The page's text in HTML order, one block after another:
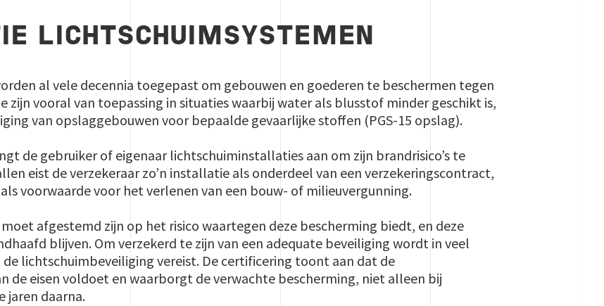
LICHTSCHUIMSYSTEMEN
al vele decennia toegepast om gebouwen en goederen te beschermen tegen
zijn vooral van toepassing in situaties waarbij water als blusstof minder geschikt is,
van opslaggebouwen voor bepaalde gevaarlijke stoffen (PGS-15 opslag).
de gebruiker of eigenaar lichtschuiminstallaties aan om zijn brandrisico’s te
eist de verzekeraar zo’n installatie als onderdeel van een verzekeringscontract,
voorwaarde voor het verlenen van een bouw- of milieuvergunning.
afgestemd zijn op het risico waartegen deze bescherming biedt, en deze
blijven. Om verzekerd te zijn van een adequate beveiliging wordt in veel
lichtschuimbeveiliging vereist. De certificering toont aan dat de
de eisen voldoet en waarborgt de verwachte bescherming, niet alleen bij
jaren daarna.